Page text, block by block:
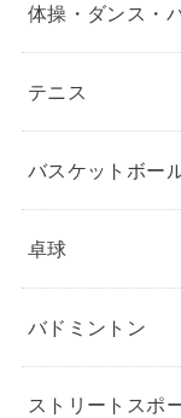
体操・ダンス・
テニス
バスケットボー
卓球
バドミントン
ストリートスポ